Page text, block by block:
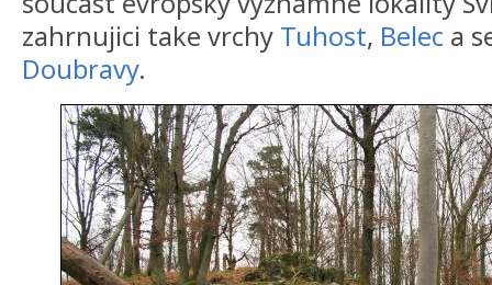
zahrnujici take vrchy Tuhost, Belec a
Doubravy.